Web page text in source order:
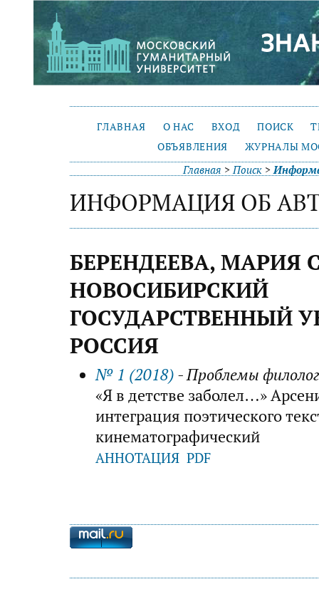
ГЛАВНАЯ О НАС ВХОД ПОИСК
ОБЪЯВЛЕНИЯ
ЖУРНАЛЫ
Главная >Поиск >
ИНФОРМАЦИЯ ОБ
БЕРЕНДЕЕВА, МАРИЯ
НОВОСИБИРСКИЙ
ГОСУДАРСТВЕННЫЙ
РОССИЯ
№ 1 (2018) - Проблемы
«Я в детстве заболел…»
интеграция поэтического
кинематографический
АННОТАЦИЯ PDF